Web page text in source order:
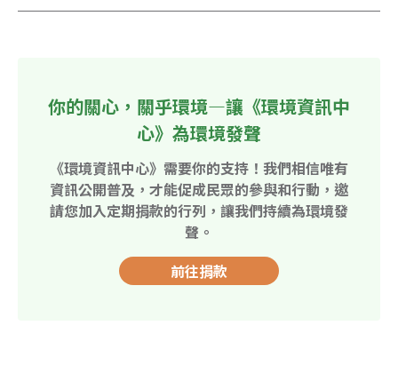
你的關心，關乎環境—讓《環境資訊中
心》為環境發聲
《環境資訊中心》需要你的支持！我們相信唯有
資訊公開普及，才能促成民眾的參與和行動，邀
請您加入定期捐款的行列，讓我們持續為環境發
聲。
前往捐款